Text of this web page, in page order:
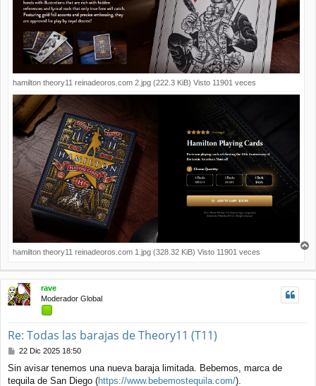
hamilton theory11 reinadeoros.com 2.jpg (222.3 KiB) Visto 11901 veces
hamilton theory11 reinadeoros.com 1.jpg (328.32 KiB) Visto 11901 veces
i
rave
Moderador Global
Re: Todas las barajas de Theory11 (T11)
M
n
s
22 Dic 2025 18:50
Sin avisar tenemos una nueva baraja limitada. Bebemos, marca de
tequila de San Diego (https://www.bebemostequila.com/).